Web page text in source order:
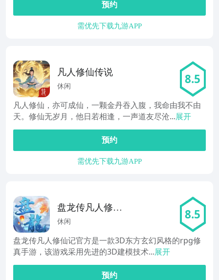
预约
需优先下载九游APP
凡人修仙传说
休闲 8.5
凡人修仙，亦可成仙，一颗金丹吞入腹，我命由我不由
天。修仙无岁月，他日若相逢，一声道友尽沧...展开
预约
需优先下载九游APP
盘龙传凡人修仙
记
休闲 8.5
盘龙传凡人修仙记官方是一款3D东方玄幻风格的rpg修
真手游，该游戏采用先进的3D建模技术...展开
预约